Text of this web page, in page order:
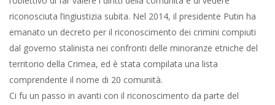
riconosciuta l’ingiustizia subita. Nel 2014, il presidente Putin ha
emanato un decreto per il riconoscimento dei crimini compiuti
dal governo stalinista nei confronti delle minoranze etniche del
territorio della Crimea, ed è stata compilata una lista
comprendente il nome di 20 comunità.
Ci fu un passo in avanti con il riconoscimento da parte del